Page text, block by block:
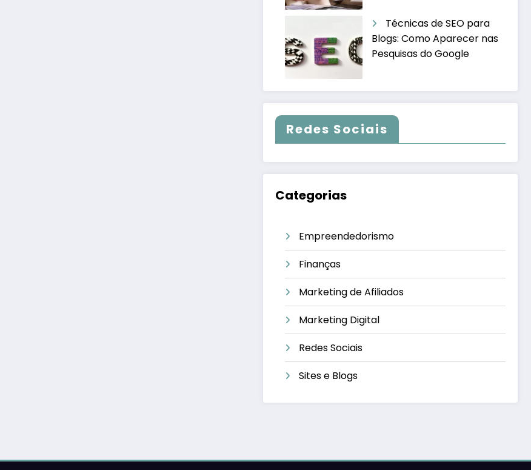
Técnicas de SEO para
Blogs: Como Aparecer nas
Pesquisas do Google
Redes Sociais
Categorias
Empreendedorismo
Finanças
Marketing de Afiliados
Marketing Digital
Redes Sociais
Sites e Blogs